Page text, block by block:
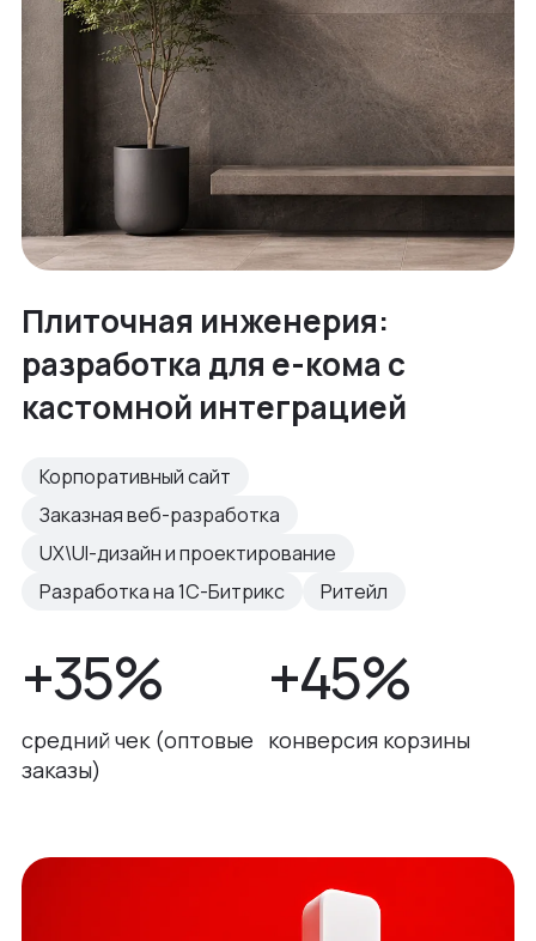
Плиточная инженерия:
разработка для е-кома с
кастомной интеграцией
Корпоративный сайт
Заказная веб-разработка
UX\UI-дизайн и проектирование
Разработка на 1С-Битрикс
Ритейл
+35%
средний чек (оптовые
заказы)
+45%
конверсия корзины